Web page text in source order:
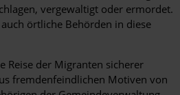
vergewaltigt oder ermordet.
örtliche Behörden in diese
Reise der Migranten sicherer
fremdenfeindlichen Motiven von